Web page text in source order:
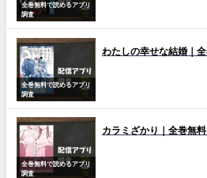
全巻無料で読めるアプリ
調査
全巻無料で読めるアプリ
調査
わたしの幸せな結婚｜
全巻無料で読めるアプリ
調査
カラミざかり｜全巻無